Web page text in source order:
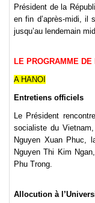
Président de la
en fin d’après-midi, il
jusqu’au lendemain
LE PROGRAMME
A HANOI
Entretiens officiels
Le Président
socialiste du
Nguyen Xuan Phuc,
Nguyen Thi Kim
Phu Trong.
Allocution à